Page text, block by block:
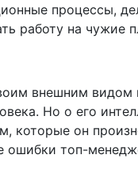
процессы,
работу на чужие
внешним видом
Но о его
которые он
ошибки топ-